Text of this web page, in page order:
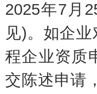
2025年7月
见)。如企
程企业资质
交陈述申请